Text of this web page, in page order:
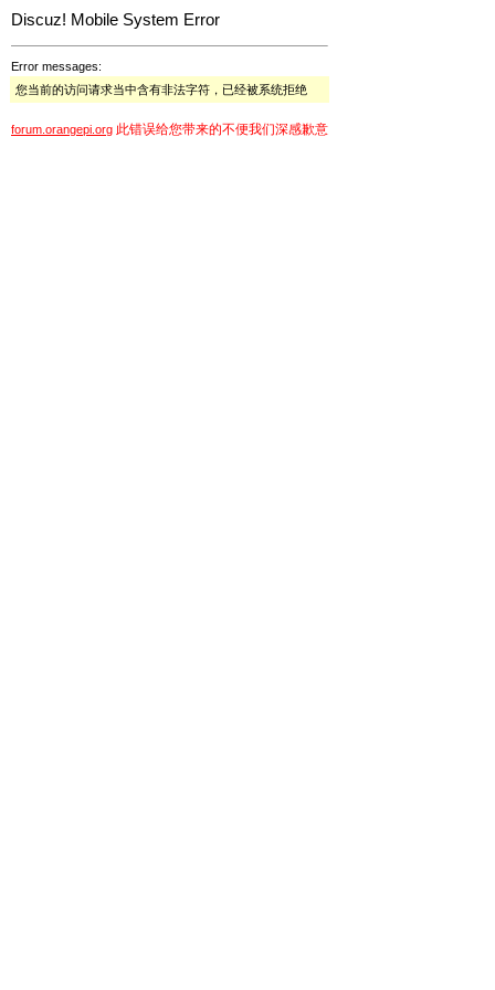
Discuz! Mobile System Error
Error messages:
您当前的访问请求当中含有非法字符，已经被系统拒绝
forum.orangepi.org 此错误给您带来的不便我们深感歉意